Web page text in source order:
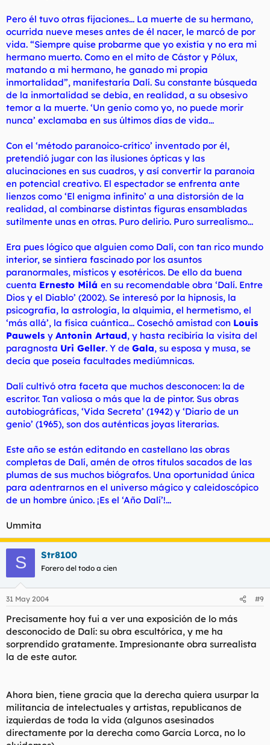
Pero él tuvo otras fijaciones... La muerte de su hermano,
ocurrida nueve meses antes de él nacer, le marcó de por
vida. “Siempre quise probarme que yo existía y no era mi
hermano muerto. Como en el mito de Cástor y Pólux,
matando a mi hermano, he ganado mi propia
inmortalidad”, manifestaría Dalí. Su constante búsqueda
de la inmortalidad se debía, en realidad, a su obsesivo
temor a la muerte. ‘Un genio como yo, no puede morir
nunca’ exclamaba en sus últimos días de vida...
Con el ‘método paranoico-crítico’ inventado por él,
pretendió jugar con las ilusiones ópticas y las
alucinaciones en sus cuadros, y así convertir la paranoia
en potencial creativo. El espectador se enfrenta ante
lienzos como ‘El enigma infinito’ a una distorsión de la
realidad, al combinarse distintas figuras ensambladas
sutilmente unas en otras. Puro delirio. Puro surrealismo...
Era pues lógico que alguien como Dalí, con tan rico mundo
interior, se sintiera fascinado por los asuntos
paranormales, místicos y esotéricos. De ello da buena
cuenta Ernesto Milá en su recomendable obra ‘Dalí. Entre
Dios y el Diablo’ (2002). Se interesó por la hipnosis, la
psicografía, la astrología, la alquimia, el hermetismo, el
‘más allá’, la física cuántica... Cosechó amistad con Louis
Pauwels y Antonin Artaud, y hasta recibiría la visita del
paragnosta Uri Geller. Y de Gala, su esposa y musa, se
decía que poseía facultades mediúmnicas.
Dalí cultivó otra faceta que muchos desconocen: la de
escritor. Tan valiosa o más que la de pintor. Sus obras
autobiográficas, ‘Vida Secreta’ (1942) y ‘Diario de un
genio’ (1965), son dos auténticas joyas literarias.
Este año se están editando en castellano las obras
completas de Dalí, amén de otros títulos sacados de las
plumas de sus muchos biógrafos. Una oportunidad única
para adentrarnos en el universo mágico y caleidoscópico
de un hombre único. ¡Es el ‘Año Dalí’!...
Ummita
S Str8100
Forero del todo a cien
31 May 2004 #9
Precisamente hoy fui a ver una exposición de lo más
desconocido de Dalí: su obra escultórica, y me ha
sorprendido gratamente. Impresionante obra surrealista
la de este autor.
Ahora bien, tiene gracia que la derecha quiera usurpar la
militancia de intelectuales y artistas, republicanos de
izquierdas de toda la vida (algunos asesinados
directamente por la derecha como García Lorca, no lo